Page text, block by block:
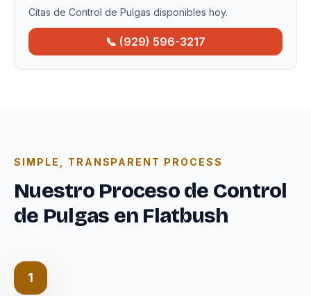
Citas de Control de Pulgas disponibles hoy.
📞 (929) 596-3217
SIMPLE, TRANSPARENT PROCESS
Nuestro Proceso de Control
de Pulgas en Flatbush
1